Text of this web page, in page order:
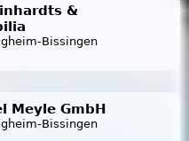
&
Bissingen
Meyle GmbH
Bissingen